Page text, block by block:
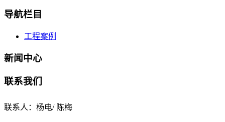
导航栏目
工程案例
新闻中心
联系我们
联系人：杨电/ 陈梅